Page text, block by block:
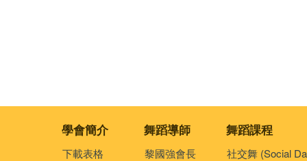
學會簡介 舞蹈導師 舞蹈課程
下載表格
黎國強會長
社交舞 (Social